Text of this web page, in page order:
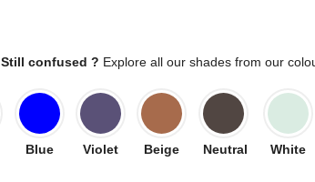
Still confused ? Explore all our shades from our
Blue Violet Beige Neutral White